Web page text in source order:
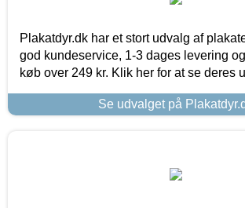
Plakatdyr.dk har et stort udvalg af
god kundeservice, 1-3 dages levering
køb over 249 kr. Klik her for at se deres
Se udvalget på